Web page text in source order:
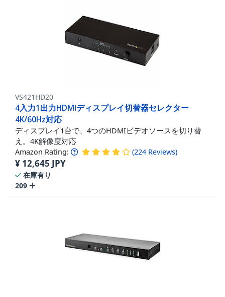
VS421HD20
4入力1出力HDMIディスプレイ切替器セレクター
4K/60Hz対応
ディスプレイ1台で、4つのHDMIビデオソースを切り替
え。4K解像度対応
Amazon Rating: (224 Reviews)
¥ 12,645 JPY
在庫有り
209